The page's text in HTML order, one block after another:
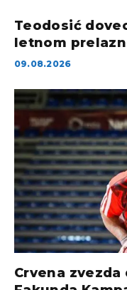
Teodosić
letnom
09.08.2026
Crvena